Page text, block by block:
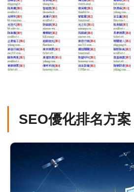
SEO優化排名方案